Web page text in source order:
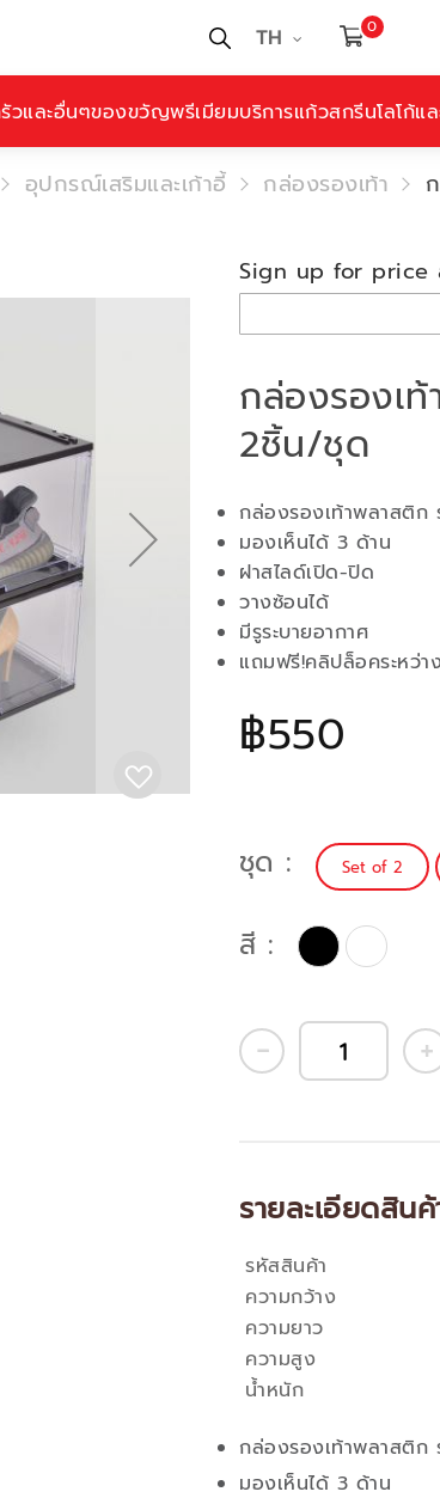
TH 0
วและอื่นๆของขวัญพรีเมียมบริการแก้วสกรีนโลโก้แ
อุปกรณ์เสริมและเก้าอี้ กล่องรองเท้า
กล่องรองเ
2ชิ้น/ชุด
฿550
กล่องรองเท้าพลาสติก
มองเห็นได้ 3 ด้าน
ฝาสไลด์เปิด-ปิด
วางซ้อนได้
มีรูระบายอากาศ
แถมฟรี!คลิปล็อคระหว่า
Sign up for price
ชุด Set of 2
สี
กล่องรองเท้าพลาสติก
มองเห็นได้ 3 ด้าน
รายละเอียดสินค้
คุณสมบัติ
ความสูง
รหัสสินค้า
น้ำหนัก
ความกว้าง
ความยาว